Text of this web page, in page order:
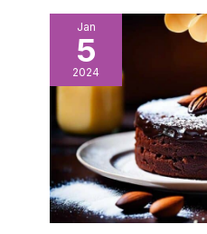
Jan
5
2024